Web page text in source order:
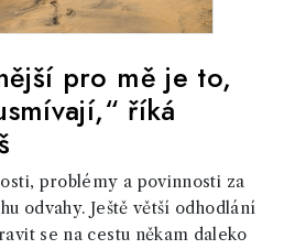
pro mě je to,
říká
problémy a povinnosti za
odvahy. Ještě větší odhodlání
se na cestu někam daleko